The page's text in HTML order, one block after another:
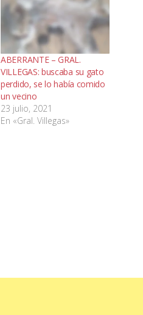
ABERRANTE – GRAL.
VILLEGAS: buscaba su gato
perdido, se lo había comido
un vecino
23 julio, 2021
En «Gral. Villegas»